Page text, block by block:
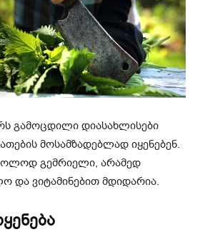
გამოცდილი დიასახლისები
მოსამზადებლად იყენებენ.
გემრიელი, არამედ
და ვიტამინებით მდიდარია.